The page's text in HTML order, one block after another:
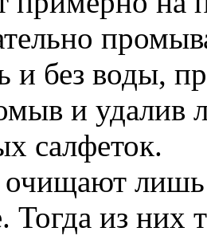
и без воды,
и
салфеток.
лишь
Тогда из них